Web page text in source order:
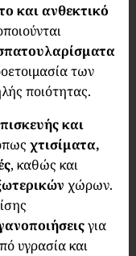
και ανθεκτικό
των
ποιότητας.
και
χτισίματα,
, καθώς και
χώρων.
για
υγρασία και